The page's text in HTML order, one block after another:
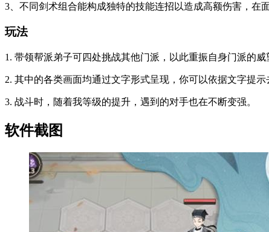
3、不同剑术组合能构成独特的技能连招以造成高额伤害，在
玩法
1. 带领帮派弟子可四处挑战其他门派，以此重振自身门派的威
2. 其中的各类画面均通过文字形式呈现，你可以依据文字提示
3. 战斗时，随着我等级的提升，遇到的对手也在不断变强。
软件截图